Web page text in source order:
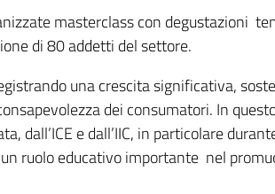
masterclass con degustazioni
di 80 addetti del settore.
una crescita significativa,
dei consumatori. In
dall’ICE e dall’IIC, in particolare
ruolo educativo importante nel